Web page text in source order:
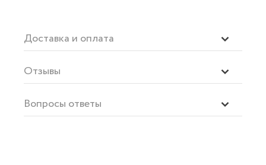
Доставка и оплата
Отзывы
Вопросы ответы